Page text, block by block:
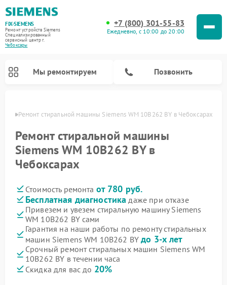
FIX-SIEMENS
Ремонт устройств Siemens
Специализированный
cервисный центр г.
Чебоксары
+7 (800) 301-55-83
Ежедневно, с 10:00 до 20:00
Мы ремонтируем Позвонить
Ремонт стиральной машины Siemens WM 10B262 BY в Чебоксарах
Ремонт стиральной машины
Siemens WM 10B262 BY в
Чебоксарах
Стоимость ремонта от 780 руб.
Бесплатная диагностика даже при отказе
Привезем и увезем стиральную машину Siemens
WM 10B262 BY сами
Гарантия на наши работы по ремонту стиральных
машин Siemens WM 10B262 BYдо 3-х лет
Срочный ремонт стиральных машин Siemens WM
10B262 BY в течении часа
Скидка для вас до 20%